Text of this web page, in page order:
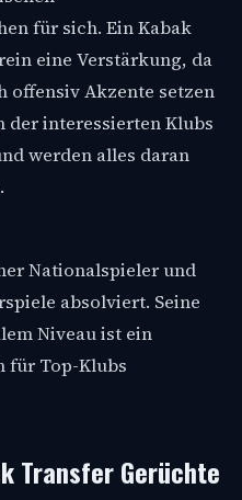
für sich. Ein Kabak
eine Verstärkung, da
offensiv Akzente setzen
der interessierten Klubs
werden alles daran
Nationalspieler und
absolviert. Seine
Niveau ist ein
für Top-Klubs
Transfer Gerüchte